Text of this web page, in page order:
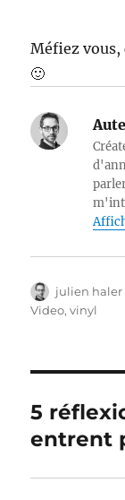
Méfiez vous,
🙂
Auteur
julien haler
Video,vinyl
5
entrent